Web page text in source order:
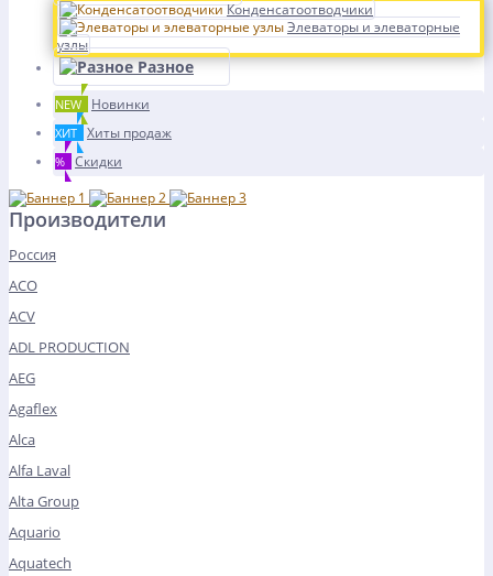
Конденсатоотводчики
Элеваторы и элеваторные
узлы
Разное
NEW Новинки
ХИТ Хиты продаж
% Скидки
Производители
Россия
ACO
ACV
ADL PRODUCTION
AEG
Agaflex
Alca
Alfa Laval
Alta Group
Aquario
Aquatech